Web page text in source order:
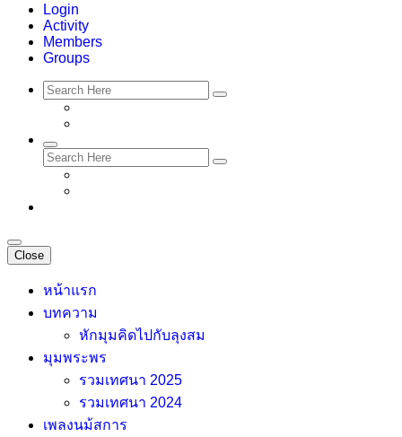
Login
Activity
Members
Groups
Close
หน้าแรก
บทความ
หักมุมคิดไปกับลุงสม
มุมพระพร
รวมเทศนา 2025
รวมเทศนา 2024
เพลงนม้สการ